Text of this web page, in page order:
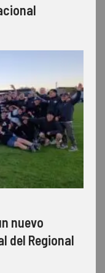
nuevo
del Regional